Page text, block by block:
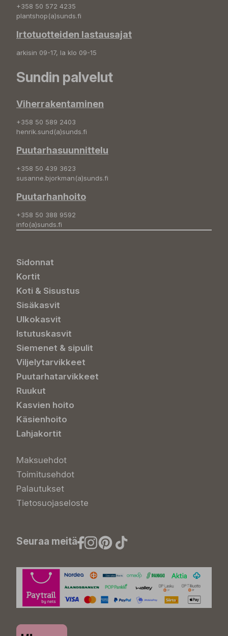
+358 50 572 4235
plantshop(a)sunds.fi
Irtotuotteiden lastausajat
arkisin 09-17, la klo 09-15
Sundin palvelut
Viherrakentaminen
+358 50 589 2403
henrik.sund(a)sunds.fi
Puutarhasuunnittelu
+358 50 439 3623
susanne.bjorkman(a)sunds.fi
Puutarhanhoito
+358 50 388 9592
info(a)sunds.fi
Sidonnat
Kortit
Koti & Sisustus
Sisäkasvit
Ulkokasvit
Istutuskasvit
Siemenet & sipulit
Viljelytarvikkeet
Puutarhatarvikkeet
Ruukut
Kasvien hoito
Käsienhoito
Lahjakortit
Maksuehdot
Toimitusehdot
Palautukset
Tietosuojaseloste
Seuraa meitä